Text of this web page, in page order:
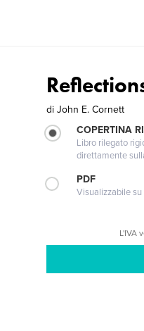
di John E. Cornett
COPERTINA
Libro rilegato
direttamente
PDF
Visualizzabile
L'IVA